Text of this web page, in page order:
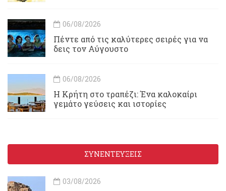
06/08/2026
Πέντε από τις καλύτερες σειρές για να
δεις τον Αύγουστο
06/08/2026
Η Κρήτη στο τραπέζι: Ένα καλοκαίρι
γεμάτο γεύσεις και ιστορίες
ΣΥΝΕΝΤΕΥΞΕΙΣ
03/08/2026